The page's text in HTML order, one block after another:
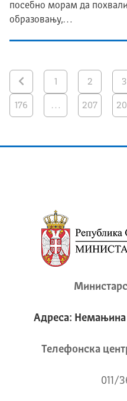
посебно морам да
образовању,…
1 2 3
176 … 207
Адреса: Немањина
Телeфонска
011/